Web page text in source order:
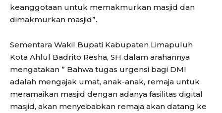
keanggotaan untuk memakmurkan masjid dan
dimakmurkan masjid”.
Sementara Wakil Bupati Kabupaten Limapuluh
Kota Ahlul Badrito Resha, SH dalam arahannya
mengatakan ” Bahwa tugas urgensi bagi DMI
adalah mengajak umat, anak-anak, remaja untuk
meramaikan masjid dengan adanya fasilitas digital
masjid, akan menyebabkan remaja akan datang ke